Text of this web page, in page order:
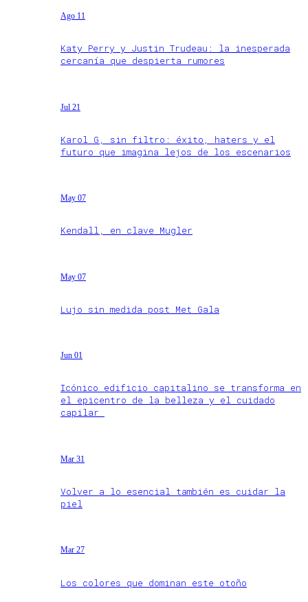
Ago 11
Katy Perry y Justin Trudeau: la inesperada
cercanía que despierta rumores
Jul 21
Karol G, sin filtro: éxito, haters y el
futuro que imagina lejos de los escenarios
May 07
Kendall, en clave Mugler
May 07
Lujo sin medida post Met Gala
Jun 01
Icónico edificio capitalino se transforma en
el epicentro de la belleza y el cuidado
capilar
Mar 31
Volver a lo esencial también es cuidar la
piel
Mar 27
Los colores que dominan este otoño